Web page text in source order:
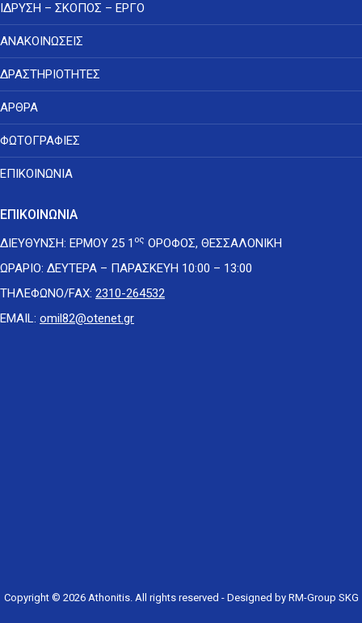
ΙΔΡΥΣΗ – ΣΚΟΠΟΣ – ΕΡΓΟ
ΑΝΑΚΟΙΝΩΣΕΙΣ
ΔΡΑΣΤΗΡΙΟΤΗΤΕΣ
ΑΡΘΡΑ
ΦΩΤΟΓΡΑΦΙΕΣ
ΕΠΙΚΟΙΝΩΝΙΑ
ΕΠΙΚΟΙΝΩΝΙΑ
ΔΙΕΥΘΥΝΣΗ: ΕΡΜΟΥ 25 1 ος ΟΡΟΦΟΣ, ΘΕΣΣΑΛΟΝΙΚΗ
ΩΡΑΡΙΟ: ΔΕΥΤΕΡΑ – ΠΑΡΑΣΚΕΥΗ 10:00 – 13:00
ΤΗΛΕΦΩΝΟ/FAX: 2310-264532
EMAIL: omil82@otenet.gr
Copyright © 2026 Athonitis. All rights reserved - Designed by RM-Group SKG